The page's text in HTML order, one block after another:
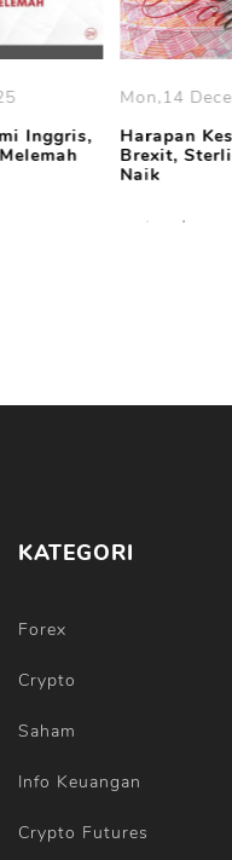
2020
Terpantau
Fri,17
Stop
KATEGORI
Forex
Crypto
Saham
Info Keuangan
Crypto Futures